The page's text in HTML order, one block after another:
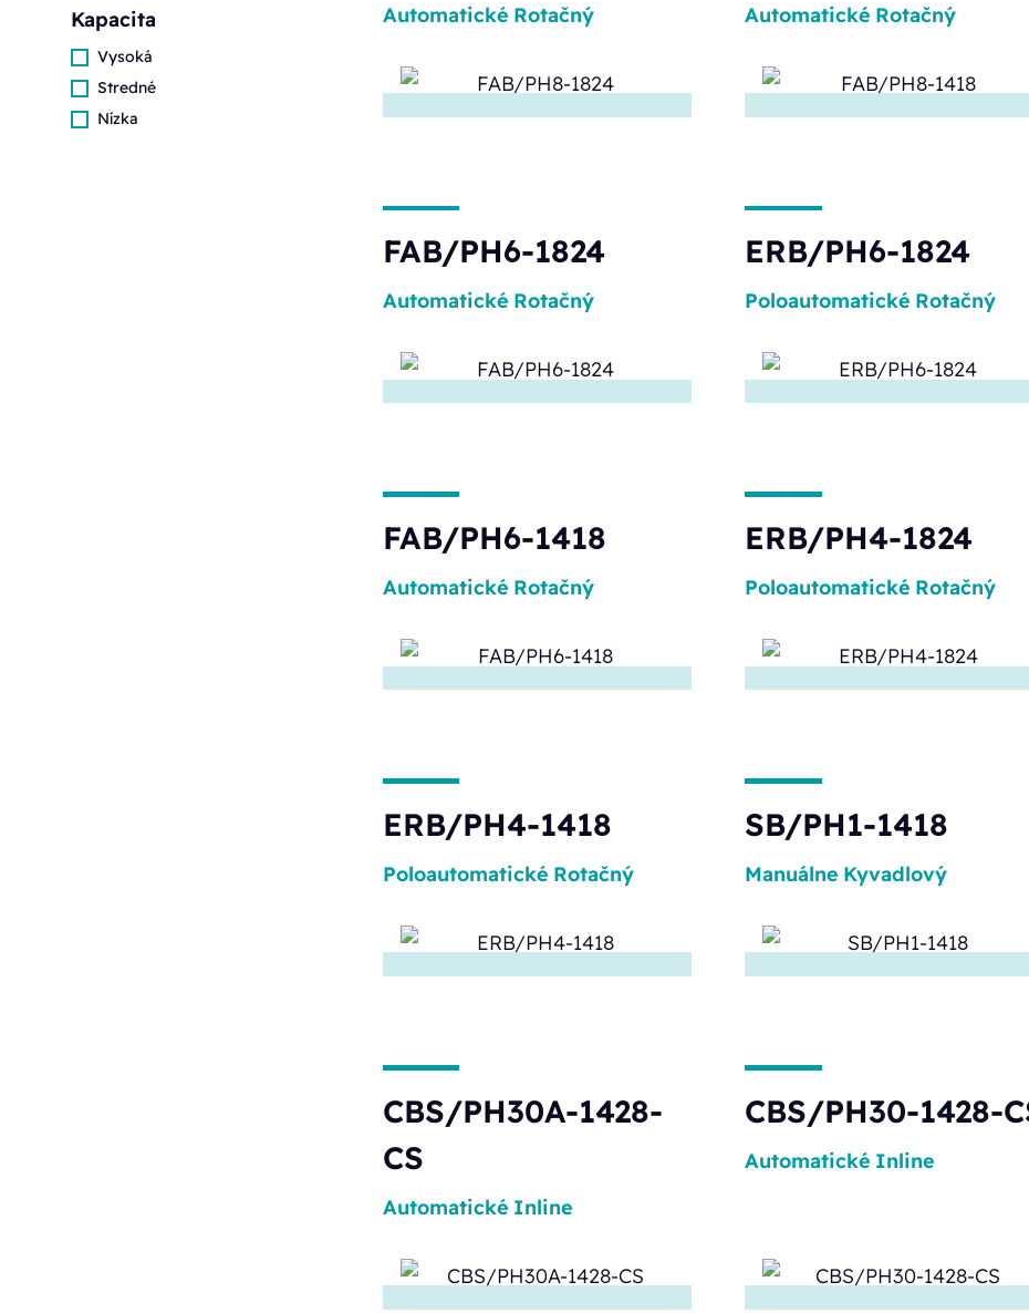
Kapacita
Vysoká
Stredné
Nízka
Automatické Rotačný Automatické Rotačný
FAB/PH6-1824
Automatické Rotačný
ERB/PH6-1824
Poloautomatické Rotačný
FAB/PH6-1418
Automatické Rotačný
ERB/PH4-1824
Poloautomatické Rotačný
ERB/PH4-1418
Poloautomatické Rotačný
SB/PH1-1418
Manuálne Kyvadlový
CBS/PH30A-1428-
CS
Automatické Inline
CBS/PH30-1428-
Automatické Inline